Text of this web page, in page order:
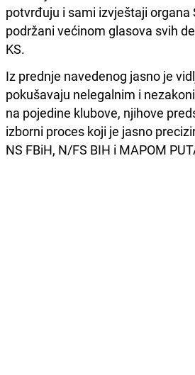
potvrđuju i sami izvještaji organa
podržani većinom glasova svih
KS.
Iz prednje navedenog jasno je
pokušavaju nelegalnim i
na pojedine klubove, njihove
izborni proces koji je jasno
NS FBiH, N/FS BIH i MAPOM